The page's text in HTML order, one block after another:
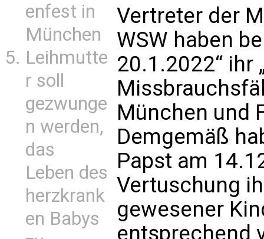
enfest in
München
Leihmutte
r soll
gezwunge
n werden,
das
Leben des
herzkrank
en Babys
Vertreter der
WSW haben
20.1.2022“ ihr
München und
Demgemäß
Papst am
Vertuschung
gewesener
entsprechend